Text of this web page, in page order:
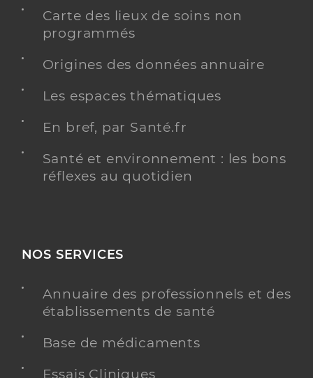
Carte des lieux de soins non
programmés
Origines des données annuaire
Les espaces thématiques
En bref, par Santé.fr
Santé et environnement : les bons
réflexes au quotidien
NOS SERVICES
Annuaire des professionnels et des
établissements de santé
Base de médicaments
Essais Cliniques